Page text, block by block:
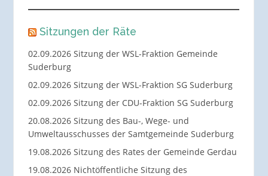
Sitzungen der Räte
02.09.2026 Sitzung der WSL-Fraktion Gemeinde
Suderburg
02.09.2026 Sitzung der WSL-Fraktion SG Suderburg
02.09.2026 Sitzung der CDU-Fraktion SG Suderburg
20.08.2026 Sitzung des Bau-, Wege- und
Umweltausschusses der Samtgemeinde Suderburg
19.08.2026 Sitzung des Rates der Gemeinde Gerdau
19.08.2026 Nichtöffentliche Sitzung des